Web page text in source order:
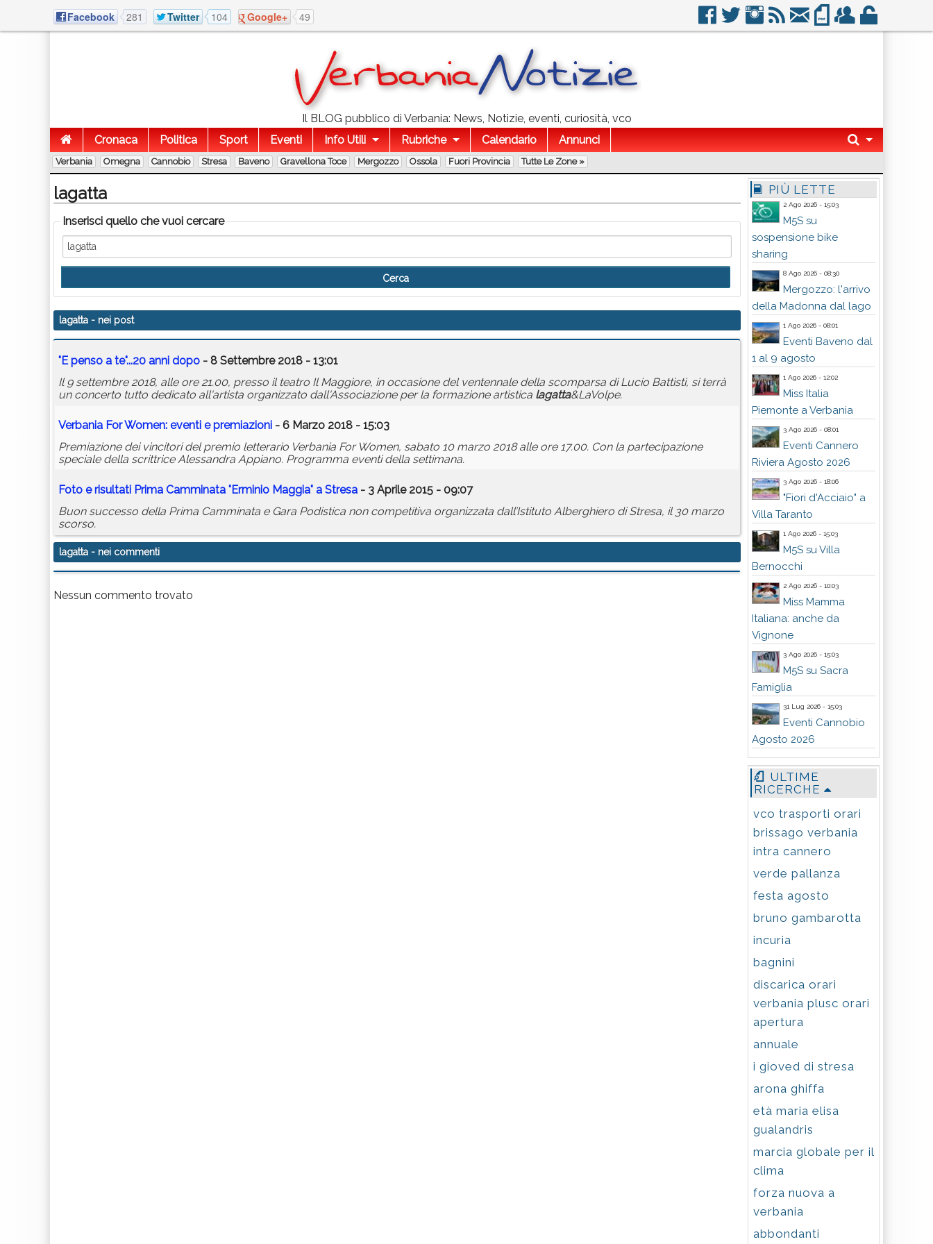
Facebook 281 Twitter 104 Google+ 49
Il BLOG pubblico di Verbania: News, Notizie, eventi, curiosità, vco
Cronaca
Politica Sport Eventi Info Utili Rubriche Calendario Annunci
Verbania Omegna Cannobio Stresa Baveno Gravellona Toce Mergozzo Ossola Fuori Provincia Tutte Le Zone »
lagatta
Inserisci quello che vuoi cercare
lagatta - nei post
"E penso a te"...20 anni dopo - 8 Settembre 2018 - 13:01
Il 9 settembre 2018, alle ore 21.00, presso il teatro Il Maggiore, in occasione del ventennale della scomparsa di Lucio Battisti, si terrà
un concerto tutto dedicato all'artista organizzato dall'Associazione per la formazione artistica lagatta&LaVolpe.
Verbania For Women: eventi e premiazioni - 6 Marzo 2018 - 15:03
Premiazione dei vincitori del premio letterario Verbania For Women, sabato 10 marzo 2018 alle ore 17.00. Con la partecipazione
speciale della scrittrice Alessandra Appiano. Programma eventi della settimana.
Foto e risultati Prima Camminata "Erminio Maggia" a Stresa - 3 Aprile 2015 - 09:07
Buon successo della Prima Camminata e Gara Podistica non competitiva organizzata dall’Istituto Alberghiero di Stresa, il 30 marzo
scorso.
lagatta - nei commenti
Nessun commento trovato
PIÙ LETTE
2 Ago 2026 - 15:03
M5S su
sospensione bike
sharing
8 Ago 2026 - 08:30
Mergozzo: l'arrivo
della Madonna dal lago
1 Ago 2026 - 08:01
Eventi Baveno dal
1 al 9 agosto
1 Ago 2026 - 12:02
Miss Italia
Piemonte a Verbania
3 Ago 2026 - 08:01
Eventi Cannero
Riviera Agosto 2026
3 Ago 2026 - 18:06
"Fiori d'Acciaio" a
Villa Taranto
1 Ago 2026 - 15:03
M5S su Villa
Bernocchi
2 Ago 2026 - 10:03
Miss Mamma
Italiana: anche da
Vignone
3 Ago 2026 - 15:03
M5S su Sacra
Famiglia
31 Lug 2026 - 15:03
Eventi Cannobio
Agosto 2026
ULTIME
RICERCHE
vco trasporti orari
brissago verbania
intra cannero
verde pallanza
festa agosto
bruno gambarotta
incuria
bagnini
discarica orari
verbania plusc orari
apertura
annuale
i gioved di stresa
arona ghiffa
età maria elisa
gualandris
marcia globale per il
clima
forza nuova a
verbania
abbondanti